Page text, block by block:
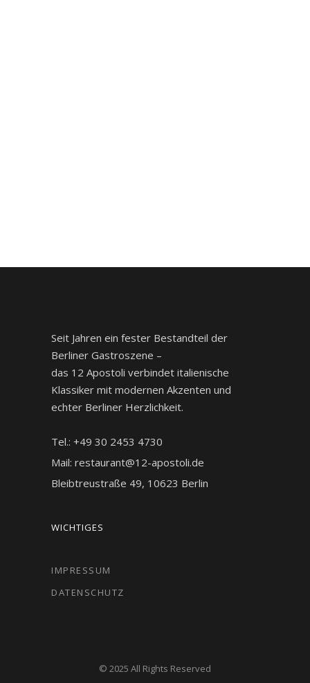
Seit Jahren ein fester Bestandteil der
Berliner Gastroszene –
das 12 Apostoli verbindet italienische
Klassiker mit modernen Akzenten und
echter Berliner Herzlichkeit.
Tel.: +49 30 2453 4730
Mail: restaurant@12-apostoli.de
Bleibtreustraße 49, 10623 Berlin
WICHTIGES
IMPRESSUM
DATENSCHUTZ
© 2025 All Rights Reserved